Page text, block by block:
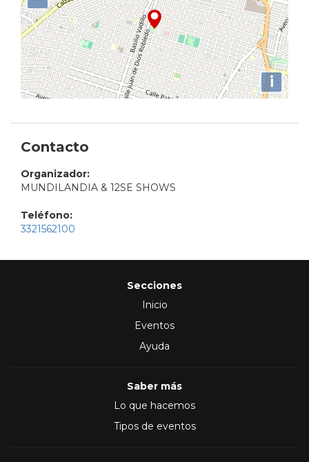
i
Contacto
Organizador:
MUNDILANDIA & 12SE SHOWS
Teléfono:
3321562100
Secciones
Inicio
Eventos
Ayuda
Saber más
Lo que hacemos
Tipos de eventos